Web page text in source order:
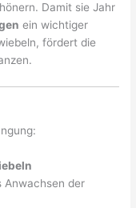
Damit sie Jahr
ein wichtiger
fördert die
Anwachsen der